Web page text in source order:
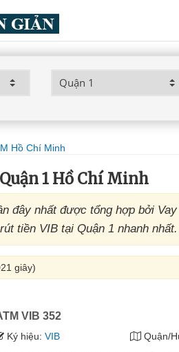
Hồ Chí Minh
1 Hồ Chí Minh
đây nhất được tổng hợp bởi
tiền VIB tại Quận 1 nhanh nhất.
giây)
VIB 352
Ký hiệu:VIB Quận/